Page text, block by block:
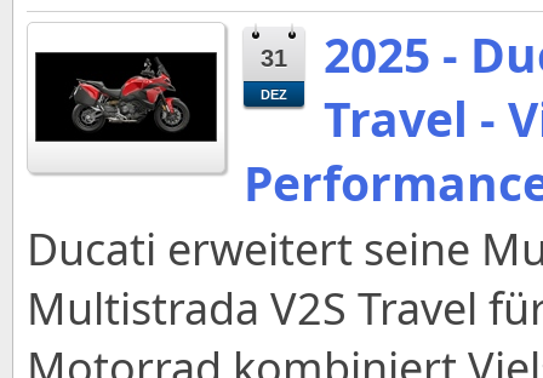
31
DEZ
2025 -
Travel -
Ducati erweitert seine
Multistrada V2S Travel